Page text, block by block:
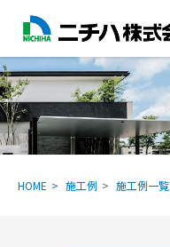
HOME 施工例 施工例一覧